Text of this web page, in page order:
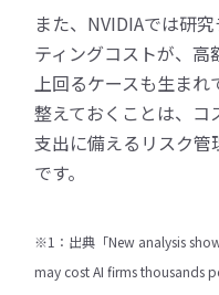
また、NVIDIAでは研
ティングコストが、
上回るケースも生まれ
整えておくことは、
支出に備えるリスク
です。
※1：出典「New analysis
may cost AI firms thousands